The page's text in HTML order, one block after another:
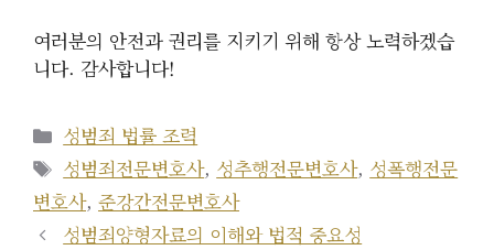
여러분의 안전과 권리를 지키기 위해 항상 노력하겠습
니다. 감사합니다!
카
테
고
리
성범죄 법률 조력
태
그
성범죄전문변호사, 성추행전문변호사, 성폭행전문
변호사, 준강간전문변호사
성범죄양형자료의 이해와 법적 중요성